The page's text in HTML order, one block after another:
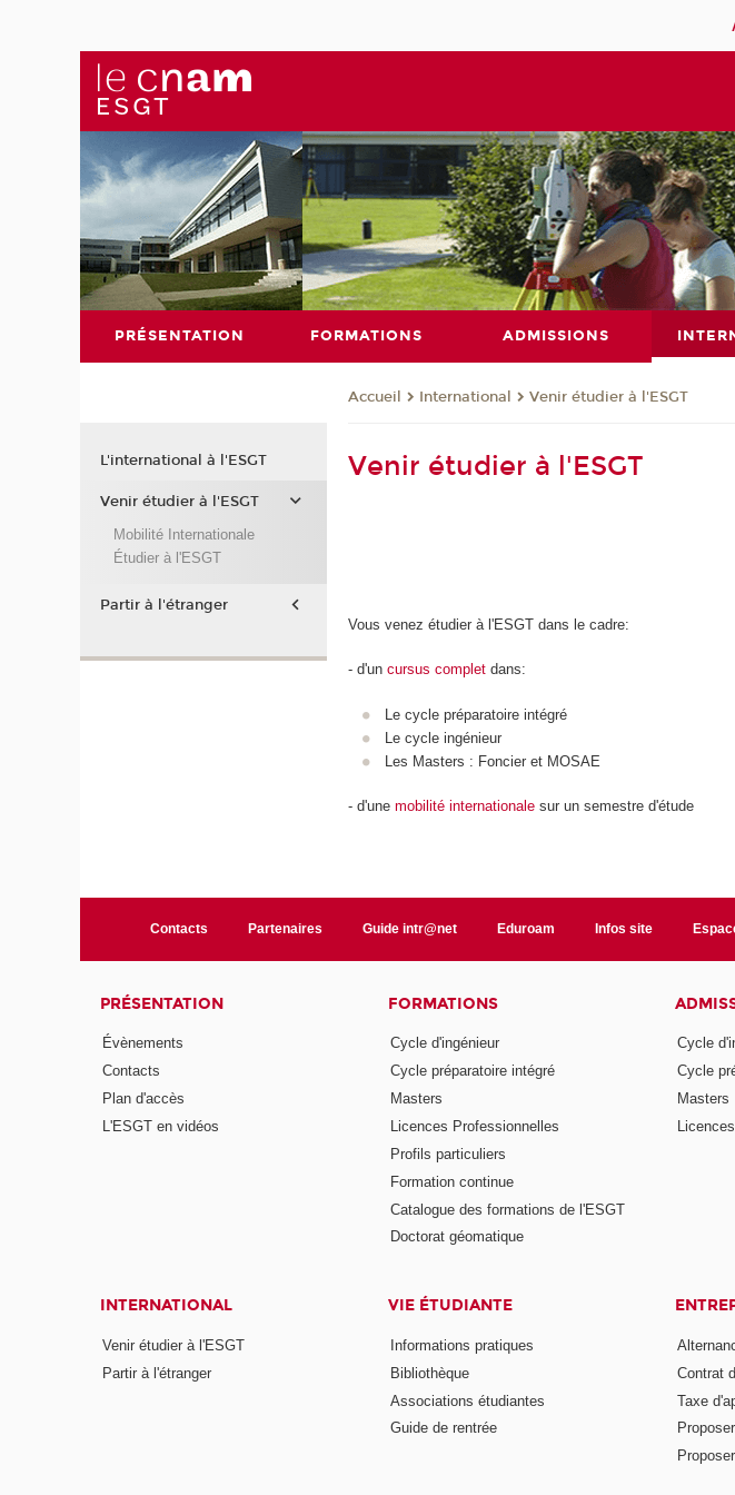
PRÉSENTATION FORMATIONS ADMISSIONS
Accueil International Venir étudier à l'ESGT
Venir étudier à l'ESGT
Vous venez étudier à l'ESGT dans le cadre:
- d'uncursus complet dans:
Le cycle préparatoire intégré
Le cycle ingénieur
Les Masters : Foncier et MOSAE
- d'unemobilité internationale sur un semestre d'étude
L'international à l'ESGT
Venir étudier à l'ESGT
Mobilité Internationale
Étudier à l'ESGT
Partir à l'étranger
Contacts Partenaires Guide intr@net Eduroam Infos site
PRÉSENTATION
Évènements
Contacts
Plan d'accès
L'ESGT en vidéos
FORMATIONS
Cycle d'ingénieur
Cycle préparatoire intégré
Masters
Licences Professionnelles
Profils particuliers
Formation continue
Catalogue des formations de l'ESGT
Doctorat géomatique
Cycle
Cycle
Masters
INTERNATIONAL
Venir étudier à l'ESGT
Partir à l'étranger
VIE ÉTUDIANTE
Informations pratiques
Bibliothèque
Associations étudiantes
Guide de rentrée
Contrat
Taxe